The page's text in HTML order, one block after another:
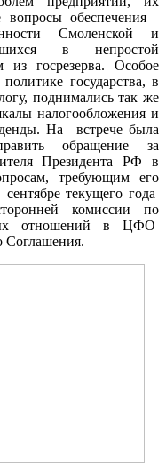
обеспечения
Смоленской и
в непростой
госрезерва. Особое
государства, в
поднимались так же
налогообложения и
На встрече была
обращение за
Президента РФ в
требующим его
текущего года
комиссии по
отношений в ЦФО
Соглашения.